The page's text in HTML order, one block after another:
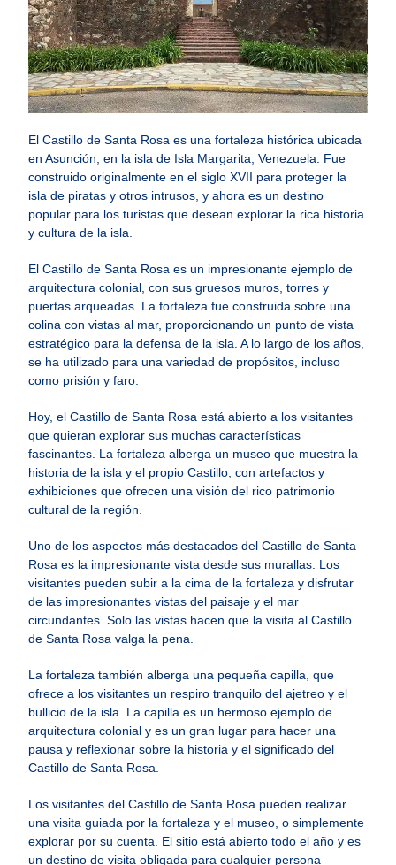
El Castillo de Santa Rosa es una fortaleza histórica ubicada
en Asunción, en la isla de Isla Margarita, Venezuela. Fue
construido originalmente en el siglo XVII para proteger la
isla de piratas y otros intrusos, y ahora es un destino
popular para los turistas que desean explorar la rica historia
y cultura de la isla.
El Castillo de Santa Rosa es un impresionante ejemplo de
arquitectura colonial, con sus gruesos muros, torres y
puertas arqueadas. La fortaleza fue construida sobre una
colina con vistas al mar, proporcionando un punto de vista
estratégico para la defensa de la isla. A lo largo de los años,
se ha utilizado para una variedad de propósitos, incluso
como prisión y faro.
Hoy, el Castillo de Santa Rosa está abierto a los visitantes
que quieran explorar sus muchas características
fascinantes. La fortaleza alberga un museo que muestra la
historia de la isla y el propio Castillo, con artefactos y
exhibiciones que ofrecen una visión del rico patrimonio
cultural de la región.
Uno de los aspectos más destacados del Castillo de Santa
Rosa es la impresionante vista desde sus murallas. Los
visitantes pueden subir a la cima de la fortaleza y disfrutar
de las impresionantes vistas del paisaje y el mar
circundantes. Solo las vistas hacen que la visita al Castillo
de Santa Rosa valga la pena.
La fortaleza también alberga una pequeña capilla, que
ofrece a los visitantes un respiro tranquilo del ajetreo y el
bullicio de la isla. La capilla es un hermoso ejemplo de
arquitectura colonial y es un gran lugar para hacer una
pausa y reflexionar sobre la historia y el significado del
Castillo de Santa Rosa.
Los visitantes del Castillo de Santa Rosa pueden realizar
una visita guiada por la fortaleza y el museo, o simplemente
explorar por su cuenta. El sitio está abierto todo el año y es
un destino de visita obligada para cualquier persona